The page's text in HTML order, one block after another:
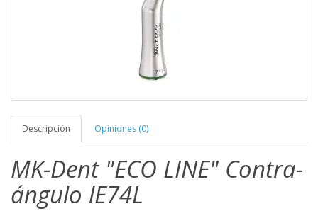
Descripción Opiniones (0)
MK-Dent "ECO LINE" Contra-
ángulo lE74L